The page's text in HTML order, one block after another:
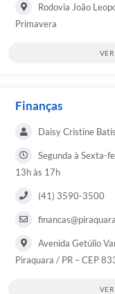
Rodovia João
Primavera
Finanças
Daisy Cristine
Segunda à Sexta-
13h às 17h
(41) 3590-3500
Avenida Getúlio
Piraquara / PR – CEP